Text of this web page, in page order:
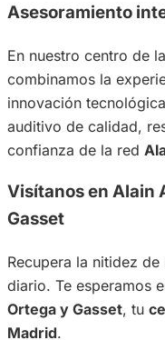
Asesoramiento
En nuestro centro de
combinamos la
innovación
auditivo de calidad,
confianza de la red
Visítanos en Alain
Gasset
Recupera la nitidez
diario. Te esperamos
Ortega y Gasset, tu
Madrid.